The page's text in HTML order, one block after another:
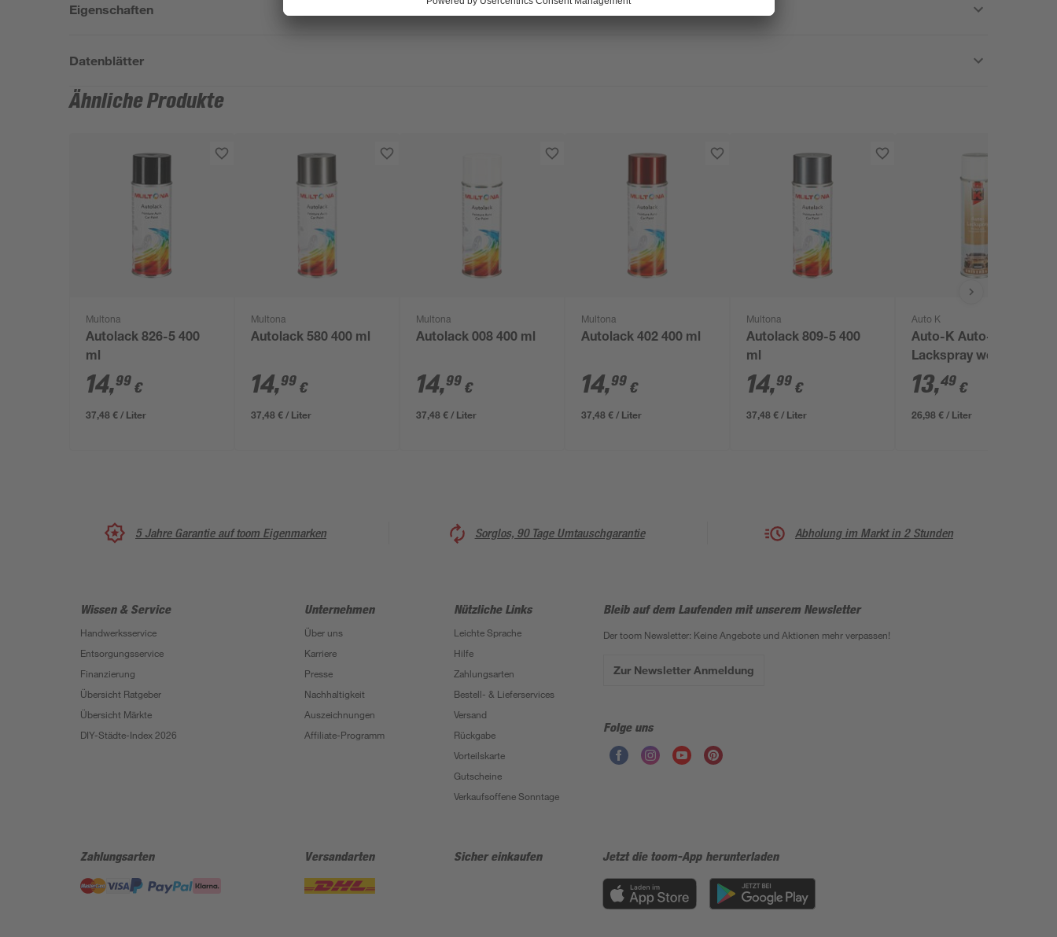
Eigenschaften
Datenblätter
Ähnliche Produkte
Multona
Autolack 826-5 400
ml
14,99 €
37,48 € / Liter
Multona
Autolack 580 400 ml
14,99 €
37,48 € / Liter
Multona
Autolack 008 400 ml
14,99 €
37,48 € / Liter
Multona
Autolack 402 400 ml
14,99 €
37,48 € / Liter
Multona
Autolack 809-5 400
ml
14,99 €
37,48 € / Liter
Auto K
Auto-K Auto-
Lackspray weiß
glänzend 500 ml
13,49 €
26,98 € / Liter
5 Jahre Garantie auf toom Eigenmarken Sorglos, 90 Tage Umtauschgarantie Abholung im Markt in 2 Stunden
Wissen & Service
Handwerksservice
Entsorgungsservice
Finanzierung
Übersicht Ratgeber
Übersicht Märkte
DIY-Städte-Index 2026
Unternehmen
Über uns
Karriere
Presse
Nachhaltigkeit
Auszeichnungen
Affiliate-Programm
Nützliche Links
Leichte Sprache
Hilfe
Zahlungsarten
Bestell- & Lieferservices
Versand
Rückgabe
Vorteilskarte
Gutscheine
Verkaufsoffene Sonntage
Bleib auf dem Laufenden mit unserem Newsletter
Der toom Newsletter: Keine Angebote und Aktionen mehr verpassen!
Zur Newsletter Anmeldung
Folge uns
Zahlungsarten Versandarten Sicher einkaufen Jetzt die toom-App herunterladen